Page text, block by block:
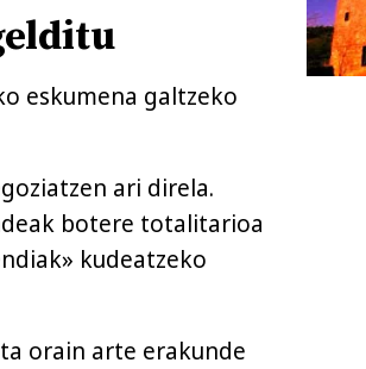
eskumena galtzeko
ari direla.
botere totalitarioa
kudeatzeko
orain arte erakunde